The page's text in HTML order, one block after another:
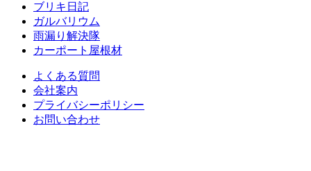
ブリキ日記
ガルバリウム
雨漏り解決隊
カーポート屋根材
よくある質問
会社案内
プライバシーポリシー
お問い合わせ